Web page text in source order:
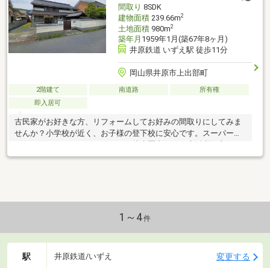
間取り 8SDK
建物面積239.66m2
土地面積980m2
築年月 1959年1月(築67年8ヶ月)
井原鉄道 いずえ駅 徒歩11分
岡山県井原市上出部町
2階建て 南道路
所有権
即入居可
古民家がお好きな方、リフォームしてお好みの間取りにしてみま
せんか？小学校が近く、お子様の登下校に安心です。スーパーや
南向きなので日当たり良好です！
1～4件
駅 井原鉄道/いずえ 変更する